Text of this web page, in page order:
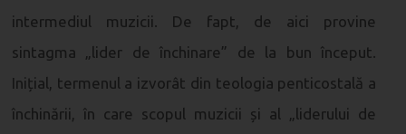
intermediul muzicii. De fapt, de aici provine
sintagma „lider de închinare” de la bun început.
Inițial, termenul a izvorât din teologia penticostală a
închinării, în care scopul muzicii și al „liderului de